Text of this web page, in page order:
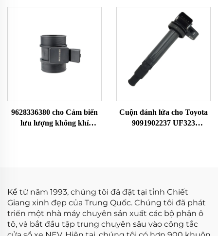
Phù hợp với Audi
0281002429 Cảm biến MAF,
Đồng hồ đo lưu lượng
không khí
9628336380 cho Cảm biến
lưu lượng không khí
Cuộn đánh lửa cho Toyota
9091902237 UF323
Kể từ năm 1993, chúng tôi đã đặt tại tỉnh Chiết
Giang xinh đẹp của Trung Quốc. Chúng tôi đã phát
triển một nhà máy chuyên sản xuất các bộ phận ô
tô, và bắt đầu tập trung chuyên sâu vào công tắc